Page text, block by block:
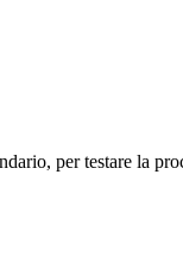
per testare la